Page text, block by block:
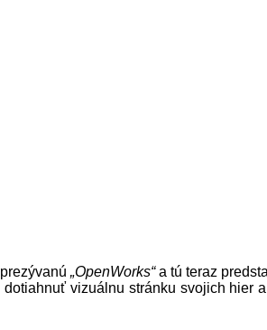
„OpenWorks“a tú teraz
vizuálnu stránku svojich hier